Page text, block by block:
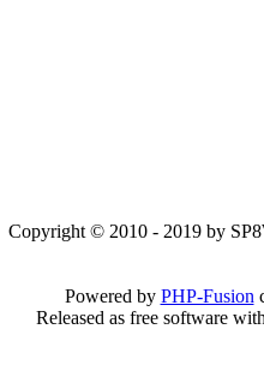
Copyright © 2010 - 2019 by
Powered by PHP-Fusion
Released as free software